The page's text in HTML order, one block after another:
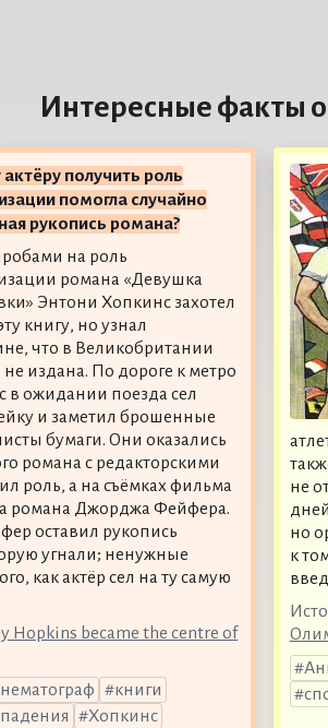
Интересные факты
получить роль
помогла случайно
рукопись романа?
на роль
романа «Девушка
Энтони Хопкинс захотел
книгу, но узнал
что в Великобритании
издана. По дороге к метро
в ожидании поезда сел
и заметил брошенные
бумаги. Они оказались
романа с редакторскими
роль, а на съёмках фильма
романа Джорджа Фейфера.
оставил рукопись
угнали; ненужные
как актёр сел на ту самую
Hopkins became the centre of
книги
Хопкинс
не
но
к